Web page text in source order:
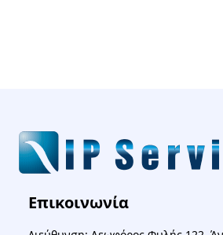
Επικοινωνία